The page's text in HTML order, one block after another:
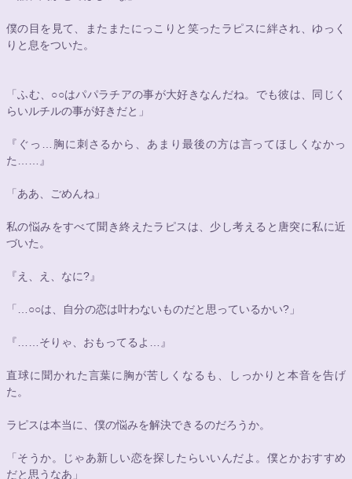
僕の目を見て、またまたにっこりと笑ったラピスに絆され、ゆっく
りと息をついた。
「ふむ、 ○○はパパラチアの事が大好きなんだね。でも彼は、同じく
らいルチルの事が好きだと」
『ぐっ…胸に刺さるから、あまり最後の方は言ってほしくなかっ
た……』
「ああ、ごめんね」
私の悩みをすべて聞き終えたラピスは、少し考えると唐突に私に近
づいた。
『え、え、なに?』
「… ○○は、自分の恋は叶わないものだと思っているかい?」
『……そりゃ、おもってるよ…』
直球に聞かれた言葉に胸が苦しくなるも、しっかりと本音を告げ
た。
ラピスは本当に、僕の悩みを解決できるのだろうか。
「そうか。じゃあ新しい恋を探したらいいんだよ。僕とかおすすめ
だと思うなあ」